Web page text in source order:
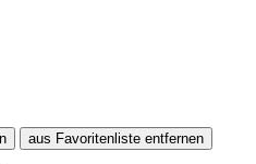
aus Favoritenliste entfernen